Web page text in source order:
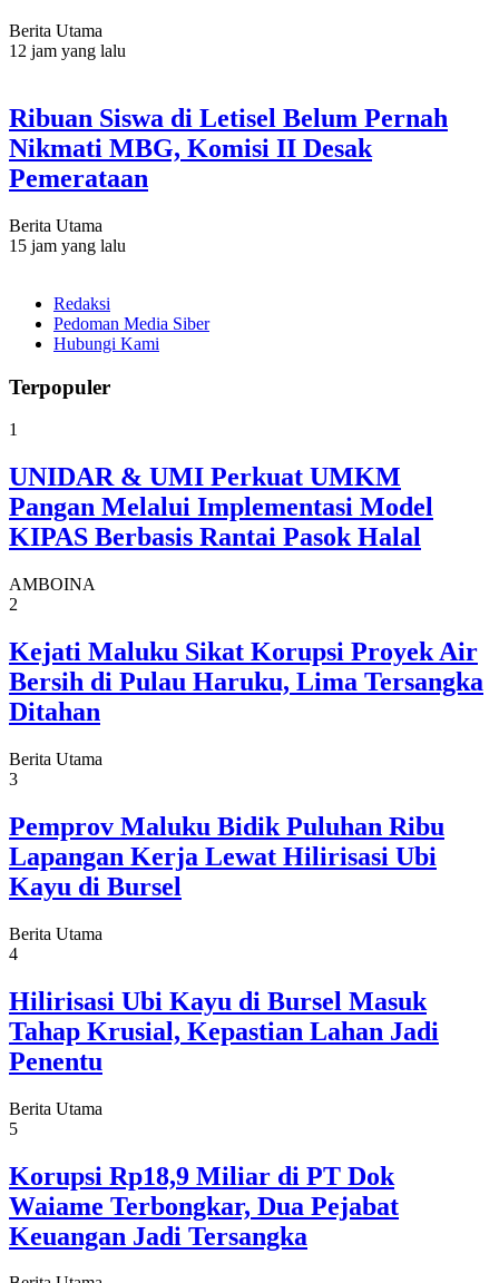
Berita Utama
12 jam yang lalu
Ribuan Siswa di Letisel Belum Pernah
Nikmati MBG, Komisi II Desak
Pemerataan
Berita Utama
15 jam yang lalu
Redaksi
Pedoman Media Siber
Hubungi Kami
Terpopuler
1
UNIDAR & UMI Perkuat UMKM
Pangan Melalui Implementasi Model
KIPAS Berbasis Rantai Pasok Halal
AMBOINA
2
Kejati Maluku Sikat Korupsi Proyek Air
Bersih di Pulau Haruku, Lima Tersangka
Ditahan
Berita Utama
3
Pemprov Maluku Bidik Puluhan Ribu
Lapangan Kerja Lewat Hilirisasi Ubi
Kayu di Bursel
Berita Utama
4
Hilirisasi Ubi Kayu di Bursel Masuk
Tahap Krusial, Kepastian Lahan Jadi
Penentu
Berita Utama
5
Korupsi Rp18,9 Miliar di PT Dok
Waiame Terbongkar, Dua Pejabat
Keuangan Jadi Tersangka